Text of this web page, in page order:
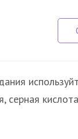
серная